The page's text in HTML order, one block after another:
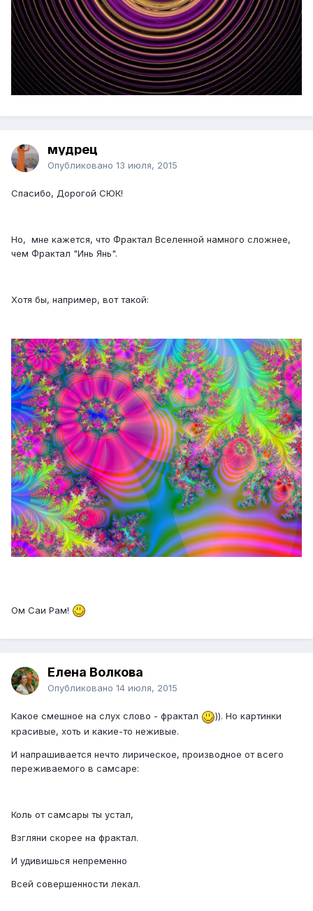
мудрец
Опубликовано 13 июля, 2015
Спасибо, Дорогой СЮК!
Но, мне кажется, что Фрактал Вселенной намного сложнее,
чем Фрактал "Инь Янь".
Хотя бы, например, вот такой:
Ом Саи Рам!
Елена Волкова
Опубликовано 14 июля, 2015
Какое смешное на слух слово - фрактал
)). Но картинки
красивые, хоть и какие-то неживые.
И напрашивается нечто лирическое, производное от всего
переживаемого в самсаре:
Коль от самсары ты устал,
Взгляни скорее на фрактал.
И удивишься непременно
Всей совершенности лекал.